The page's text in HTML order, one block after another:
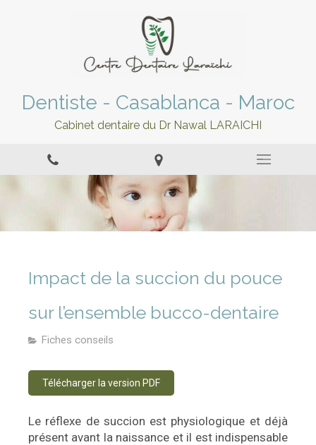
Dentiste - Casablanca - Maroc
Cabinet dentaire du Dr Nawal LARAICHI
Impact de la succion du pouce
sur l’ensemble bucco-dentaire
Fiches conseils
Télécharger la version PDF
Le réflexe de succion est physiologique et déjà
présent avant la naissance et il est indispensable